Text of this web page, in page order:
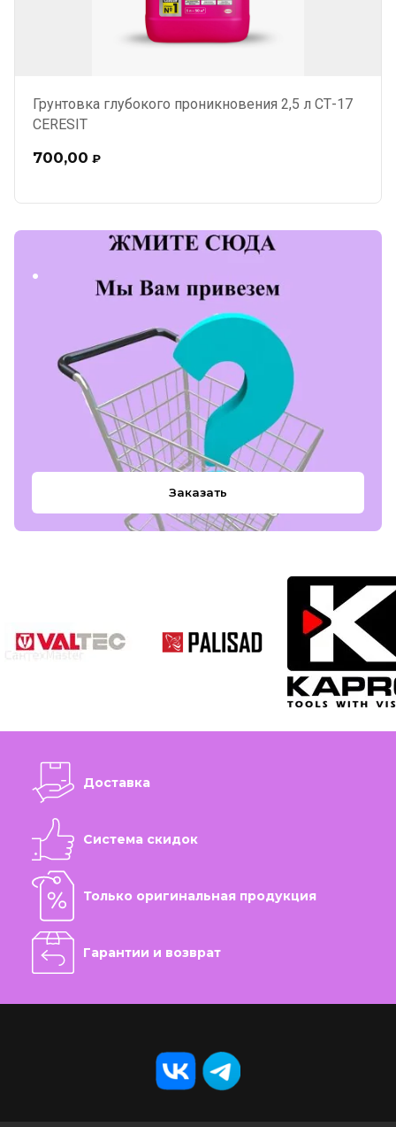
Грунтовка глубокого проникновения 2,5 л СТ-17
CERESIT
700,00 ₽
.
Заказать
Доставка
Система скидок
Только оригинальная продукция
Гарантии и возврат